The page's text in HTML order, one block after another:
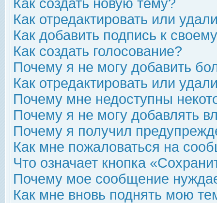
Как создать новую тему?
Как отредактировать или
Как добавить подпись к
Как создать голосование?
Почему я не могу добавить
Как отредактировать или
Почему мне недоступны
Почему я не могу добавлять
Почему я получил
Как мне пожаловаться на
Что означает кнопка
Почему мое сообщение
Как мне вновь поднять мою